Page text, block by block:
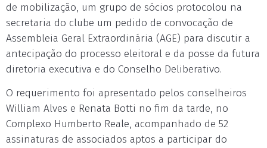
de mobilização, um grupo de sócios protocolou na
secretaria do clube um pedido de convocação de
Assembleia Geral Extraordinária (AGE) para discutir a
antecipação do processo eleitoral e da posse da futura
diretoria executiva e do Conselho Deliberativo.
O requerimento foi apresentado pelos conselheiros
William Alves e Renata Botti no fim da tarde, no
Complexo Humberto Reale, acompanhado de 52
assinaturas de associados aptos a participar do